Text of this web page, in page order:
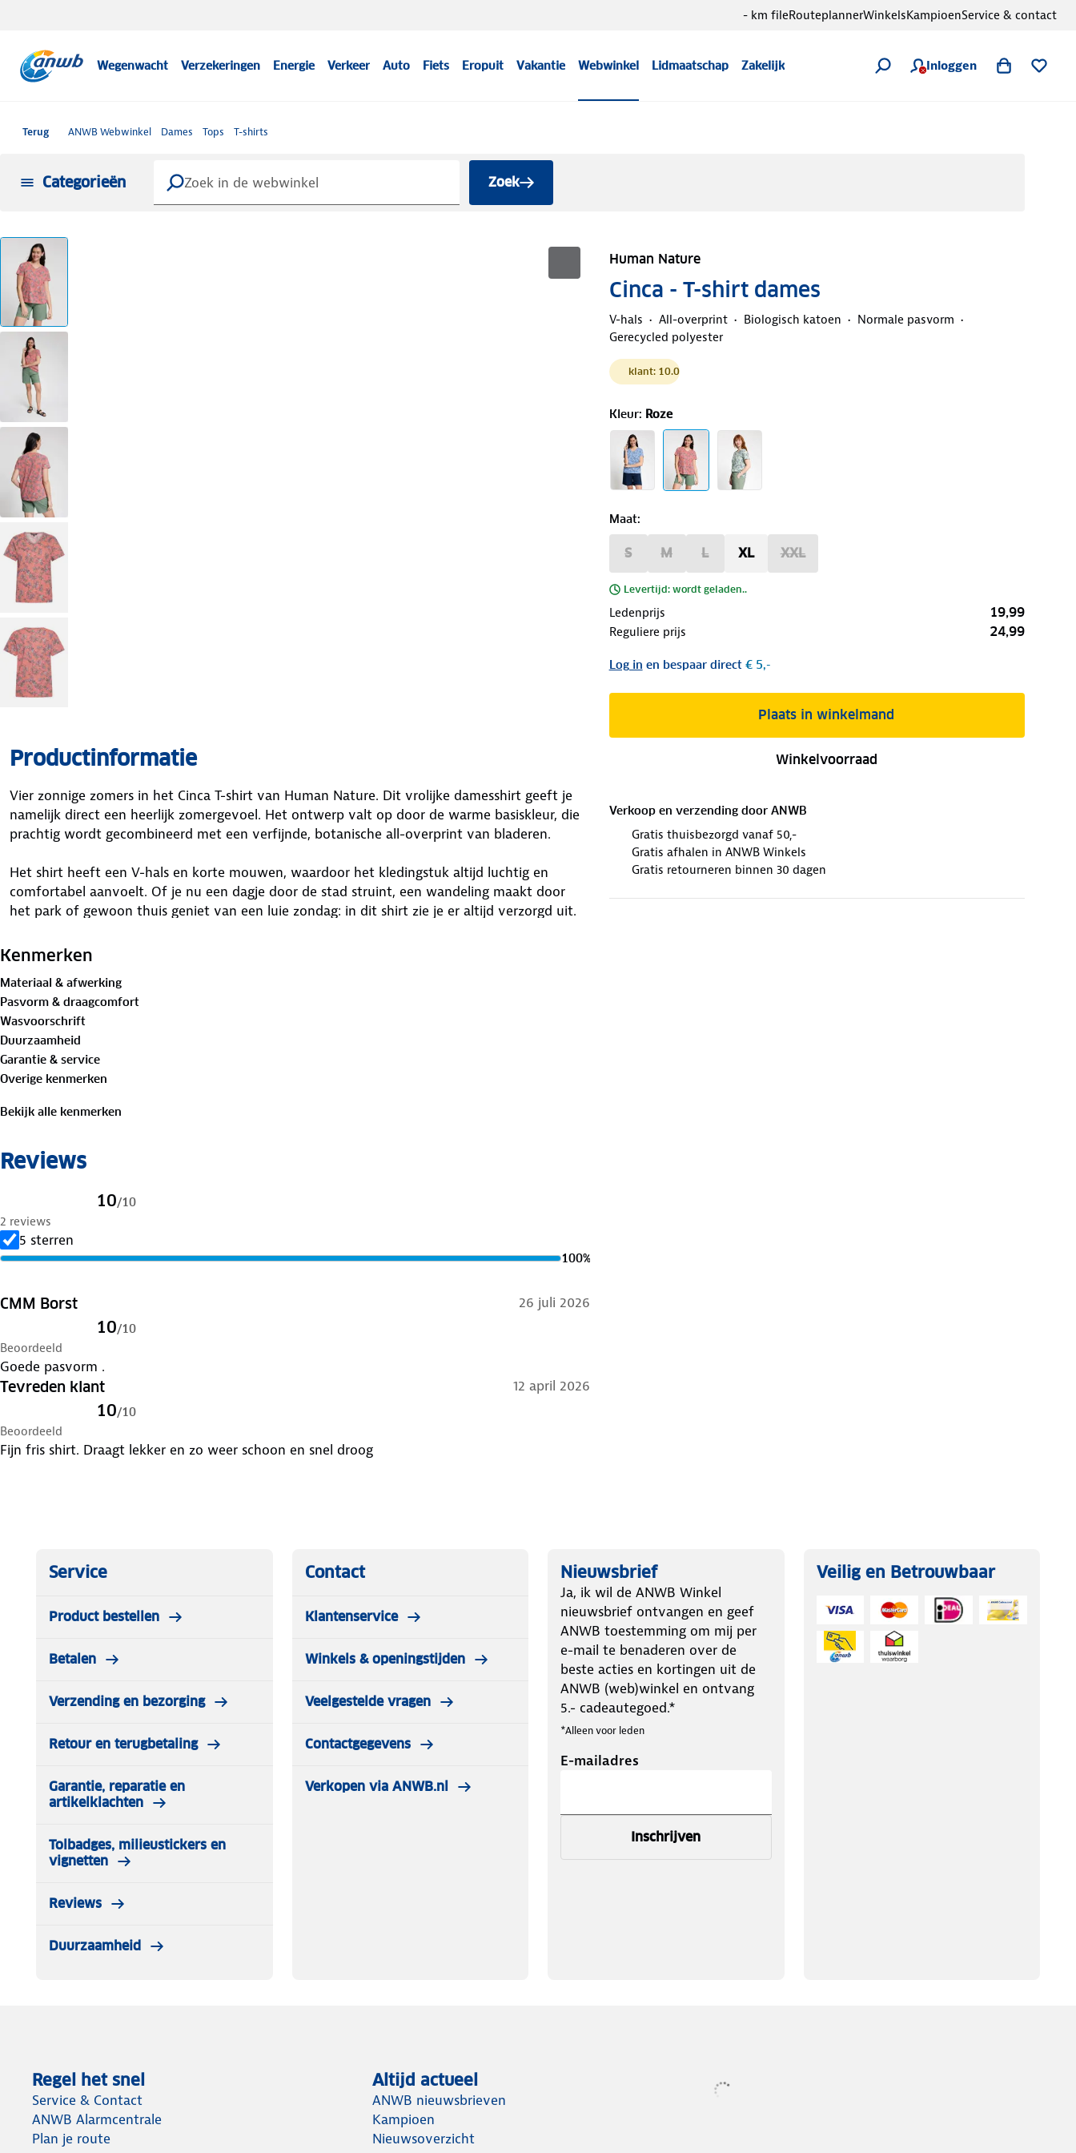
Wegenwacht Verzekeringen Energie Verkeer Auto Fiets Eropuit Vakantie Webwinkel Lidmaatschap Zakelijk Inloggen
- km fileRouteplannerWinkelsKampioenService & contact
Terug ANWB Webwinkel Dames Tops T-shirts
Categorieën Zoek
Human Nature
Cinca - T-shirt dames
V-hals All-overprint Biologisch katoen
Normale pasvorm
Gerecycled polyester
klant: 10.0
Kleur: Roze
Maat:
S M L XL XXL
Levertijd: wordt geladen..
Ledenprijs 19,99
Reguliere prijs 24,99
Log in en bespaar direct€ 5,-
Plaats in winkelmand
Winkelvoorraad
Verkoop en verzending door ANWB
Gratis thuisbezorgd vanaf 50,-
Gratis afhalen in ANWB Winkels
Gratis retourneren binnen 30 dagen
Productinformatie
Vier zonnige zomers in het Cinca T-shirt van Human Nature. Dit vrolijke damesshirt geeft je
namelijk direct een heerlijk zomergevoel. Het ontwerp valt op door de warme basiskleur, die
prachtig wordt gecombineerd met een verfijnde, botanische all-overprint van bladeren.
Het shirt heeft een V-hals en korte mouwen, waardoor het kledingstuk altijd luchtig en
comfortabel aanvoelt. Of je nu een dagje door de stad struint, een wandeling maakt door
het park of gewoon thuis geniet van een luie zondag: in dit shirt zie je er altijd verzorgd uit.
voelt. Trek hem aan en geniet volop van elk moment!
Bewust onderweg met hergebruikt materiaal
60%biologisch katoen
Is je kleding aan vervanging toe? Lever het in bij onze winkels. Wij geven er een nieuwe
bestemming aan.
Kenmerken
Materiaal & afwerking
Pasvorm & draagcomfort
Wasvoorschrift
Duurzaamheid
Garantie & service
Overige kenmerken
Bekijk alle kenmerken
Reviews
10/10
2 reviews
5 sterren
100%
CMM Borst 26 juli 2026
10/10
Beoordeeld
Goede pasvorm .
Tevreden klant 12 april 2026
10/10
Beoordeeld
Fijn fris shirt. Draagt lekker en zo weer schoon en snel droog
Service
Product bestellen
Betalen
Verzending en bezorging
Retour en terugbetaling
Garantie, reparatie en
artikelklachten
Tolbadges, milieustickers en
vignetten
Reviews
Duurzaamheid
Contact
Klantenservice
Winkels & openingstijden
Veelgestelde vragen
Contactgegevens
Verkopen via ANWB.nl
Nieuwsbrief
Ja, ik wil de ANWB Winkel
nieuwsbrief ontvangen en geef
ANWB toestemming om mij per
e-mail te benaderen over de
beste acties en kortingen uit de
ANWB (web)winkel en ontvang
5.- cadeautegoed.*
*Alleen voor leden
E-mailadres
Inschrijven
Veilig en Betrouwbaar
Regel het snel
Service & Contact
ANWB Alarmcentrale
Plan je route
Altijd actueel
ANWB nieuwsbrieven
Kampioen
Nieuwsoverzicht